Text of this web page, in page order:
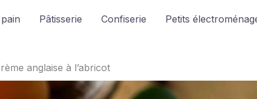
Pâtisserie Confiserie
Petits
anglaise à l’abricot